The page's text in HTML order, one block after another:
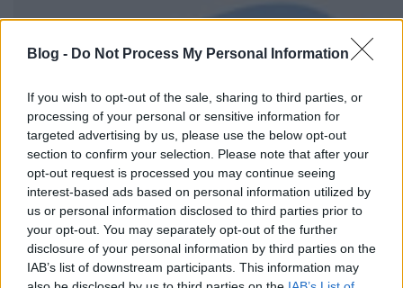
Blog - Do Not Process My Personal Information
If you wish to opt-out of the sale, sharing to third parties, or
processing of your personal or sensitive information for
targeted advertising by us, please use the below opt-out
section to confirm your selection. Please note that after your
opt-out request is processed you may continue seeing
interest-based ads based on personal information utilized by
us or personal information disclosed to third parties prior to
your opt-out. You may separately opt-out of the further
disclosure of your personal information by third parties on the
IAB’s list of downstream participants. This information may